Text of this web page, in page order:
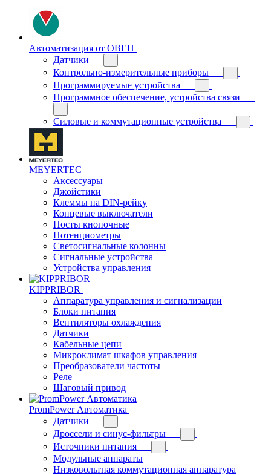
Автоматизация от ОВЕН
Датчики
Контрольно-измерительные приборы
Программируемые устройства
Программное обеспечение, устройства связи
Силовые и коммутационные устройства
MEYERTEC
Аксессуары
Джойстики
Клеммы на DIN-рейку
Концевые выключатели
Посты кнопочные
Потенциометры
Светосигнальные колонны
Сигнальные устройства
Устройства управления
KIPPRIBOR
Аппаратура управления и сигнализации
Блоки питания
Вентиляторы охлаждения
Датчики
Кабельные цепи
Микроклимат шкафов управления
Преобразователи частоты
Реле
Шаговый привод
PromPower Автоматика
Датчики
Дроссели и синус-фильтры
Источники питания
Модульные аппараты
Низковольтная коммутационная аппаратура